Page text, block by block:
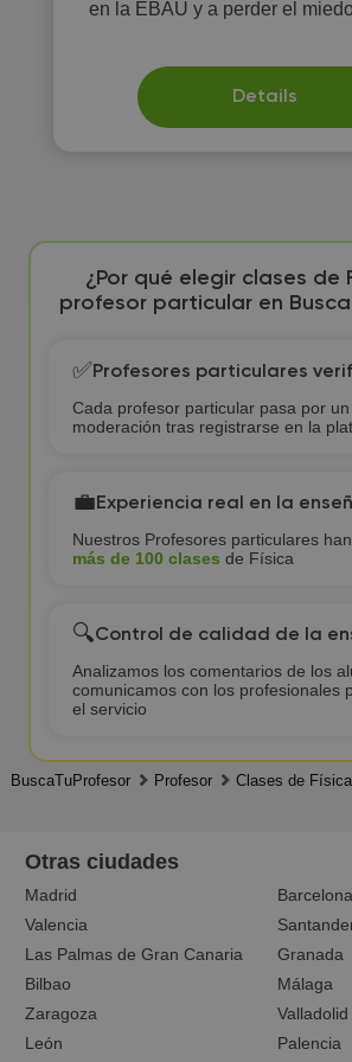
en la EBAU y a perder el
Details
¿Por qué elegir clases de
profesor particular en
✅Profesores particulares
Cada profesor particular pasa por
moderación tras registrarse en la
💼Experiencia real en la
Nuestros Profesores particulares
más de 100 clases de Física
🔍Control de calidad de la
Analizamos los comentarios de los
comunicamos con los profesionales
el servicio
BuscaTuProfesor Profesor Clases de Física
Otras ciudades
Madrid
Barcelona
Valencia
Las Palmas de Gran Canaria
Granada
Bilbao
Málaga
Zaragoza
Valladolid
León
Palencia